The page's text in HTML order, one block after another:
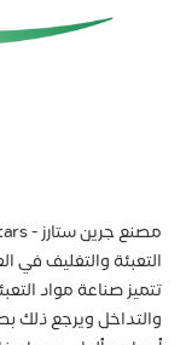
التعبئة والتغليف في
تتميز صناعة مواد
والتداخل ويرجع ذلك